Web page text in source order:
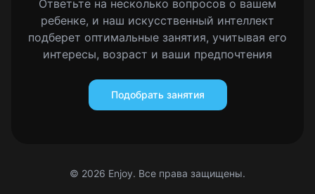
Ответьте на несколько вопросов о вашем
ребенке, и наш искусственный интеллект
подберет оптимальные занятия, учитывая его
интересы, возраст и ваши предпочтения
Подобрать занятия
© 2026 Enjoy. Все права защищены.